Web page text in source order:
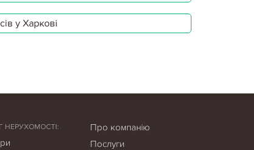
у Харкові
НЕРУХОМОСТІ:
Про компанію
Послуги